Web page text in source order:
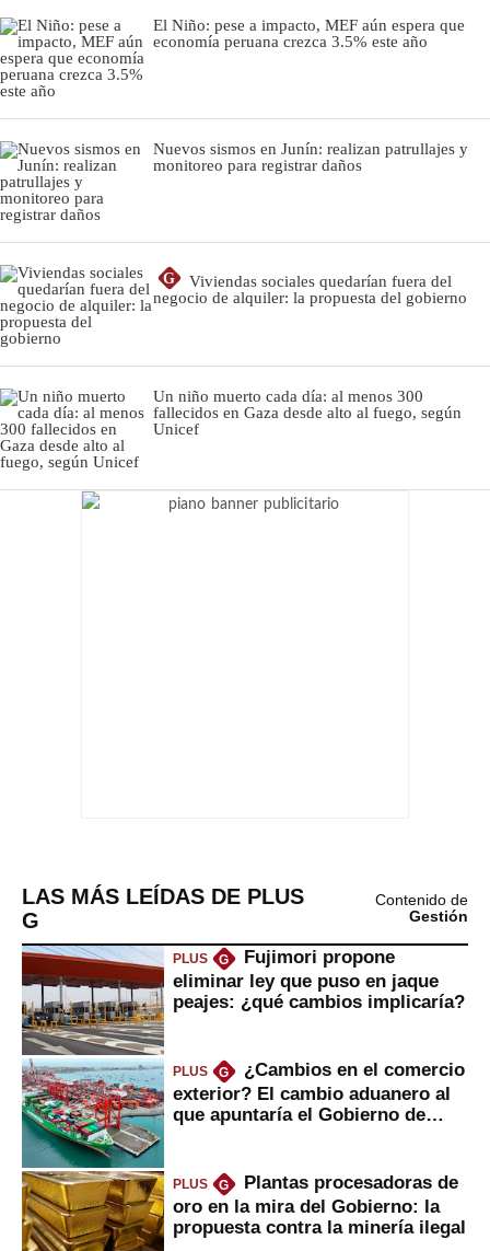
El Niño: pese a impacto, MEF aún espera que
economía peruana crezca 3.5% este año
Nuevos sismos en Junín: realizan patrullajes y
monitoreo para registrar daños
G
Viviendas sociales quedarían fuera del
negocio de alquiler: la propuesta del gobierno
Un niño muerto cada día: al menos 300
fallecidos en Gaza desde alto al fuego, según
Unicef
LAS MÁS LEÍDAS DE PLUS
G
Contenido de
Gestión
PLUS G
Fujimori propone
eliminar ley que puso en jaque
peajes: ¿qué cambios implicaría?
PLUS G
¿Cambios en el comercio
exterior? El cambio aduanero al
que apuntaría el Gobierno de
PLUS G
Plantas procesadoras de
oro en la mira del Gobierno: la
propuesta contra la minería ilegal